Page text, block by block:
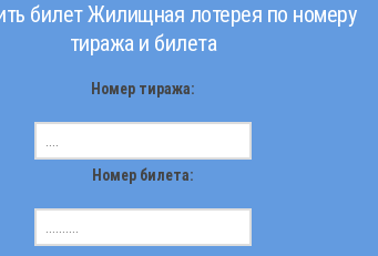
билет Жилищная лотерея по номеру
тиража и билета
Номер тиража:
Номер билета: